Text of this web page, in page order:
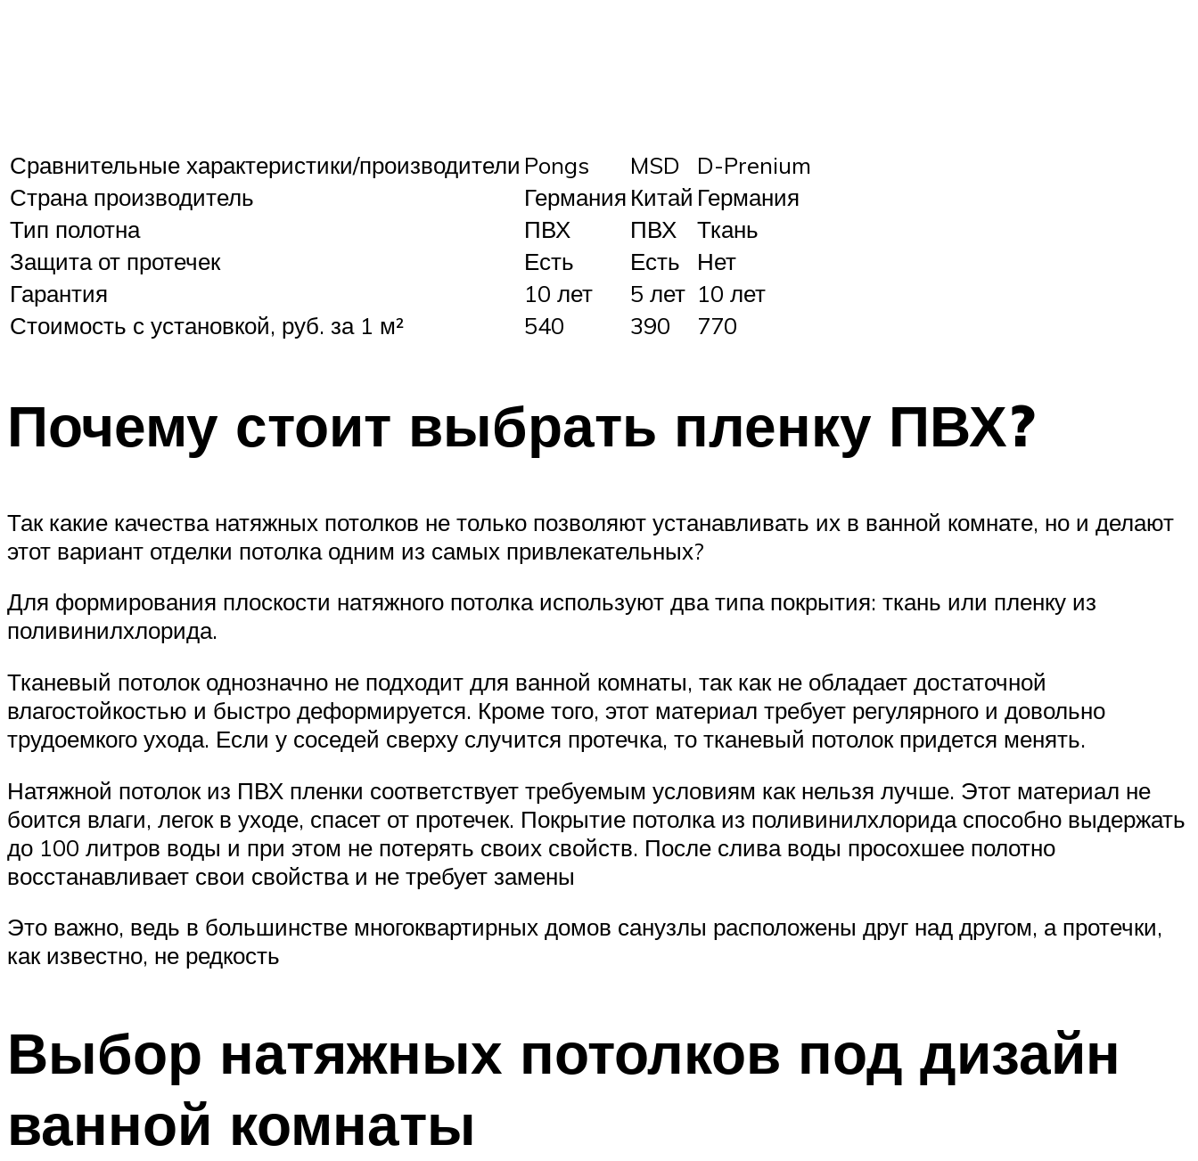
Сравнительные характеристики/производители Pongs MSD
D-Prenium
Страна производитель
Германия Китай Германия
Тип полотна
ПВХ ПВХ
Ткань
Защита от протечек
Есть Есть
Нет
Гарантия
10 лет 5 лет 10 лет
Стоимость с установкой, руб. за 1 м²
540 390 770
Почему стоит выбрать пленку ПВХ?
Так какие качества натяжных потолков не только позволяют устанавливать их в ванной комнате, но и делают
этот вариант отделки потолка одним из самых привлекательных?
Для формирования плоскости натяжного потолка используют два типа покрытия: ткань или пленку из
поливинилхлорида.
Тканевый потолок однозначно не подходит для ванной комнаты, так как не обладает достаточной
влагостойкостью и быстро деформируется. Кроме того, этот материал требует регулярного и довольно
трудоемкого ухода. Если у соседей сверху случится протечка, то тканевый потолок придется менять.
Натяжной потолок из ПВХ пленки соответствует требуемым условиям как нельзя лучше. Этот материал не
боится влаги, легок в уходе, спасет от протечек. Покрытие потолка из поливинилхлорида способно выдержать
до 100 литров воды и при этом не потерять своих свойств. После слива воды просохшее полотно
восстанавливает свои свойства и не требует замены
Это важно, ведь в большинстве многоквартирных домов санузлы расположены друг над другом, а протечки,
как известно, не редкость
Выбор натяжных потолков под дизайн
ванной комнаты